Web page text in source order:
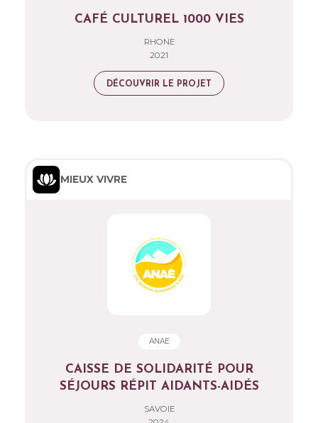
CAFÉ CULTUREL 1000 VIES
RHONE
2021
DÉCOUVRIR LE PROJET
MIEUX VIVRE
ANAE
CAISSE DE SOLIDARITÉ POUR
SÉJOURS RÉPIT AIDANTS-AIDÉS
SAVOIE